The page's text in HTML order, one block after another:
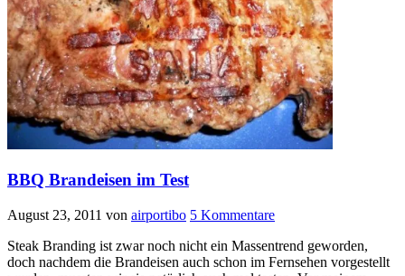
BBQ Brandeisen im Test
August 23, 2011 von airportibo 5 Kommentare
Steak Branding ist zwar noch nicht ein Massentrend geworden,
doch nachdem die Brandeisen auch schon im Fernsehen vorgestellt